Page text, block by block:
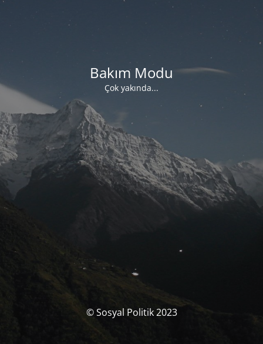
Bakım Modu
Çok yakında...
© Sosyal Politik 2023